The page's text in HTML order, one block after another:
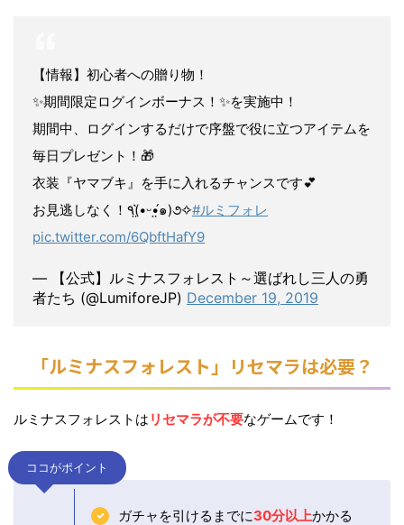
【情報】初心者への贈り物！
✨期間限定ログインボーナス！✨を実施中！
期間中、ログインするだけで序盤で役に立つアイテムを
毎日プレゼント！🎁
衣装『ヤマブキ』を手に入れるチャンスです💕
お見逃しなく！٩(•̤̀ᵕ•̤́๑)૭✧#ルミフォレ
pic.twitter.com/6QbftHafY9
— 【公式】ルミナスフォレスト～選ばれし三人の勇
者たち (@LumiforeJP) December 19, 2019
「ルミナスフォレスト」リセマラは必要？
ルミナスフォレストは リセマラが不要なゲームです！
ココがポイント
ガチャを引けるまでに30分以上かかる